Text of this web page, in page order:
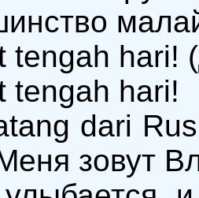
tengah hari!
tengah hari!
dari
зовут